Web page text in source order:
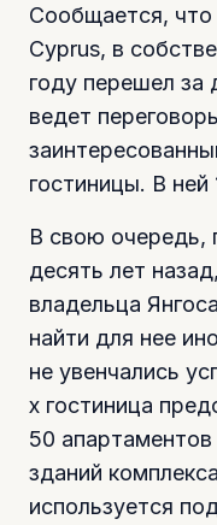
Сообщается,
Cyprus, в
году перешел за
ведет
гостиницы. В
В свою очередь,
десять лет
владельца
найти для нее
не увенчались
х гостиница
50
зданий
используется